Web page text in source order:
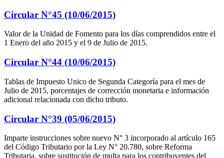
Circular N°45 (10/06/2015)
Valor de la Unidad de Fomento para los días comprendidos entre el
1 Enero del año 2015 y el 9 de Julio de 2015.
Circular N°44 (10/06/2015)
Tablas de Impuesto Unico de Segunda Categoría para el mes de
Julio de 2015, porcentajes de corrección monetaria e información
adicional relacionada con dicho tributo.
Circular N°39 (05/06/2015)
Imparte instrucciones sobre nuevo N° 3 incorporado al artículo 165
del Código Tributario por la Ley N° 20.780, sobre Reforma
Tributaria, sobre sustitución de multa para los contribuyentes del